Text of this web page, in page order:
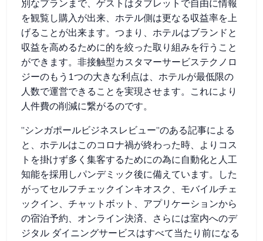
別なプランまで、ゲストはタブレットで自由に情報
を観覧し購入が出来、ホテル側は更なる収益率を上
げることが出来ます。つまり、ホテルはブランドと
収益を高めるために的を絞った取り組みを行うこと
ができます。非接触型カスタマーサービステクノロ
ジーのもう1つの大きな利点は、ホテルが最低限の
人数で運営できることを実現させます。これにより
人件費の削減に繋がるのです。
”シンガポールビジネスレビュー”のある記事による
と、ホテルはこのコロナ禍が終わった時、よりコス
トを掛けず多く集客するためにの為に自動化と人工
知能を採用しパンデミック後に備えています。した
がってセルフチェックインキオスク、モバイルチェ
ックイン、チャットボット、アプリケーションから
の宿泊予約、オンライン決済、さらには室内へのデ
ジタル ダイニングサービスはすべて当たり前になる